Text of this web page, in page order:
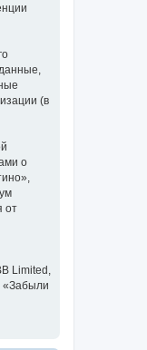
(в
о
от
Limited,
«Забыли